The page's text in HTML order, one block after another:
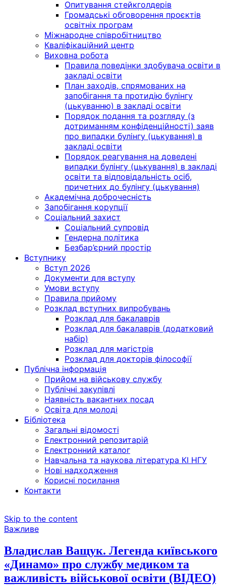
Опитування стейкголдерів
Громадські обговорення проєктів
освітніх програм
Міжнародне співробітництво
Кваліфікаційний центр
Виховна робота
Правила поведінки здобувача освіти в
закладі освіти
План заходів, спрямованих на
запобігання та протидію булінгу
(цькуванню) в закладі освіти
Порядок подання та розгляду (з
дотриманням конфіденційності) заяв
про випадки булінгу (цькування) в
закладі освіти
Порядок реагування на доведені
випадки булінгу (цькування) в закладі
освіти та відповідальність осіб,
причетних до булінгу (цькування)
Академічна доброчесність
Запобігання корупції
Соціальний захист
Соціальний супровід
Гендерна політика
Безбар’єрний простір
Вступнику
Вступ 2026
Документи для вступу
Умови вступу
Правила прийому
Розклад вступних випробувань
Розклад для бакалаврів
Розклад для бакалаврів (додатковий
набір)
Розклад для магістрів
Розклад для докторів філософії
Публічна інформація
Прийом на військову службу
Публічні закупівлі
Наявність вакантних посад
Освіта для молоді
Бібліотека
Загальні відомості
Електронний репозитарій
Електронний каталог
Навчальна та наукова література КІ НГУ
Нові надходження
Корисні посилання
Контакти
Skip to the content
Важливе
Владислав Ващук. Легенда київського
«Динамо» про службу медиком та
важливість військової освіти (ВІДЕО)